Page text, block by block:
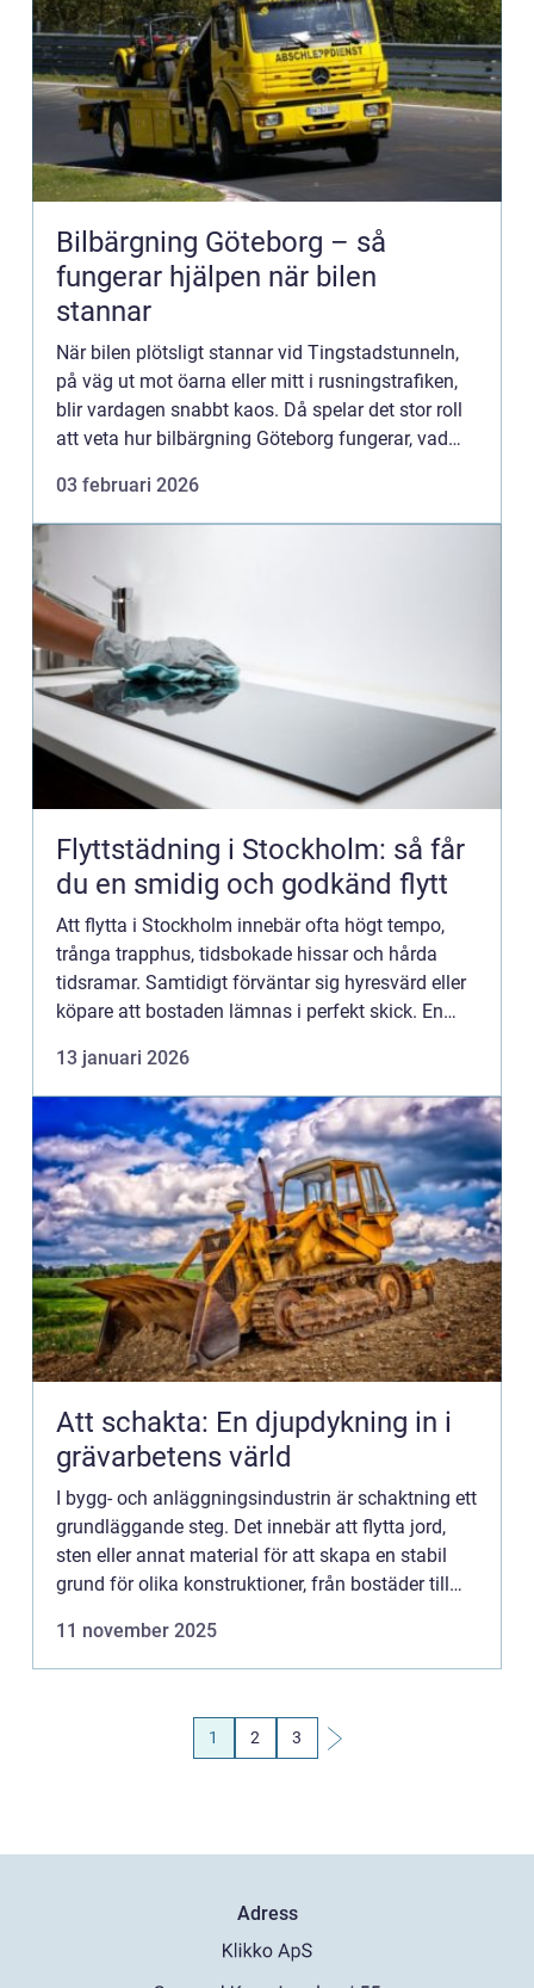
Bilbärgning Göteborg – så
fungerar hjälpen när bilen
stannar
När bilen plötsligt stannar vid Tingstadstunneln,
på väg ut mot öarna eller mitt i rusningstrafiken,
blir vardagen snabbt kaos. Då spelar det stor roll
att veta hur bilbärgning Göteborg fungerar, vad
03 februari 2026
Flyttstädning i Stockholm: så får
du en smidig och godkänd flytt
Att flytta i Stockholm innebär ofta högt tempo,
trånga trapphus, tidsbokade hissar och hårda
tidsramar. Samtidigt förväntar sig hyresvärd eller
köpare att bostaden lämnas i perfekt skick. En
13 januari 2026
Att schakta: En djupdykning in i
grävarbetens värld
I bygg- och anläggningsindustrin är schaktning ett
grundläggande steg. Det innebär att flytta jord,
sten eller annat material för att skapa en stabil
grund för olika konstruktioner, från bostäder till
11 november 2025
1 2 3
Adress